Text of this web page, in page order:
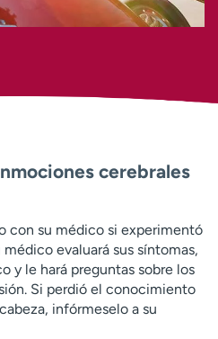
cerebrales
con su médico si experimentó
evaluará sus síntomas,
y le hará preguntas sobre los
Si perdió el conocimiento
infórmeselo a su